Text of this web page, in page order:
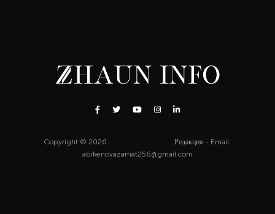
Copyright © 2026 .
. Редакция - Email:
abikenovazamat256@gmail.com